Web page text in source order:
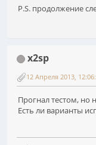
P.S. продолжение
x2sp
12 Апреля 2013,
Прогнал тестом, но
Есть ли варианты